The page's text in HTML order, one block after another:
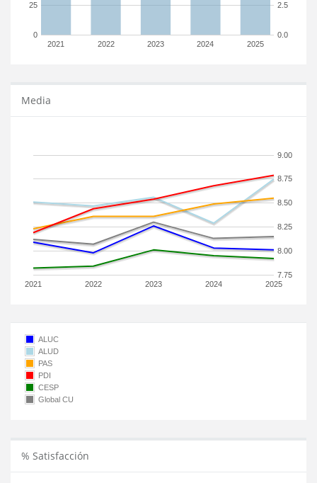
2021 2022 2023 2024 2025
0
25
0.0
2.5
Media
2021 2022 2023 2024 2025
7.75
8.00
8.25
8.50
8.75
9.00
ALUC
ALUD
PAS
PDI
CESP
Global CU
% Satisfacción